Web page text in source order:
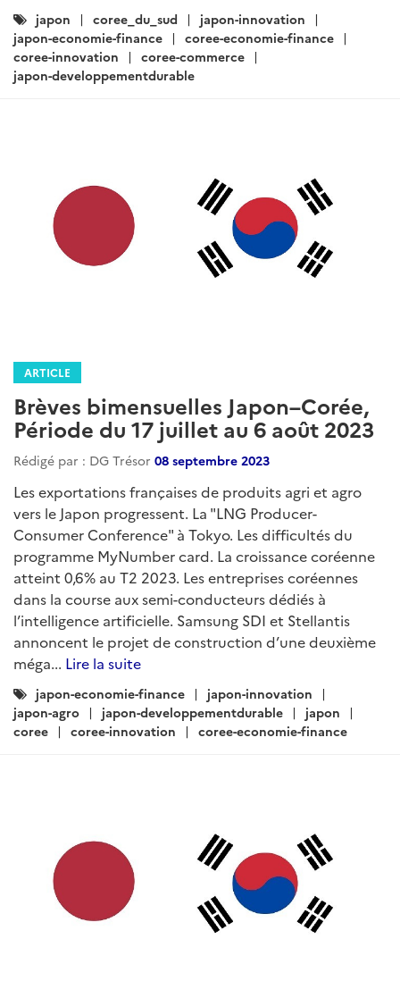
Catégories
:
japon coree_du_sud
japon-innovation
japon-economie-finance
coree-economie-finance
coree-innovation
coree-commerce
japon-developpementdurable
ARTICLE
Brèves bimensuelles Japon–Corée,
Période du 17 juillet au 6 août 2023
Rédigé par : DG Trésor 08 septembre 2023
Les exportations françaises de produits agri et agro
vers le Japon progressent. La "LNG Producer-
Consumer Conference" à Tokyo. Les difficultés du
programme MyNumber card. La croissance coréenne
atteint 0,6% au T2 2023. Les entreprises coréennes
dans la course aux semi-conducteurs dédiés à
l’intelligence artificielle. Samsung SDI et Stellantis
annoncent le projet de construction d’une deuxième
méga... Lire la suite
Catégories
:
japon-economie-finance
japon-innovation
japon-agro
japon-developpementdurable
japon
coree
coree-innovation coree-economie-finance